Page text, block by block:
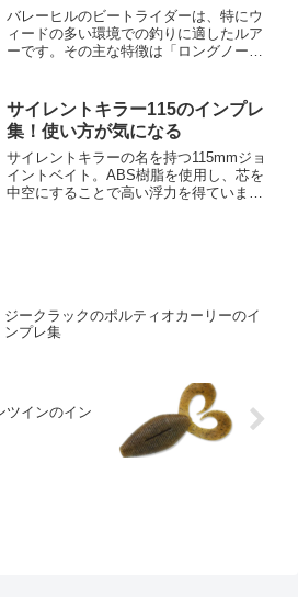
バレーヒルのビートライダーは、特にウ
ィードの多い環境での釣りに適したルア
ーです。その主な特徴は「ロングノーズ
抜けることができ、ウィードに引っかか
ることなく、スムーズに魚...
サイレントキラー115のインプレ
集！使い方が気になる
サイレントキラーの名を持つ115mmジョ
イントベイト。ABS樹脂を使用し、芯を
中空にすることで高い浮力を得ていま
ジークラックのポルティオカーリーのイ
ンプレ集
ツインのイン